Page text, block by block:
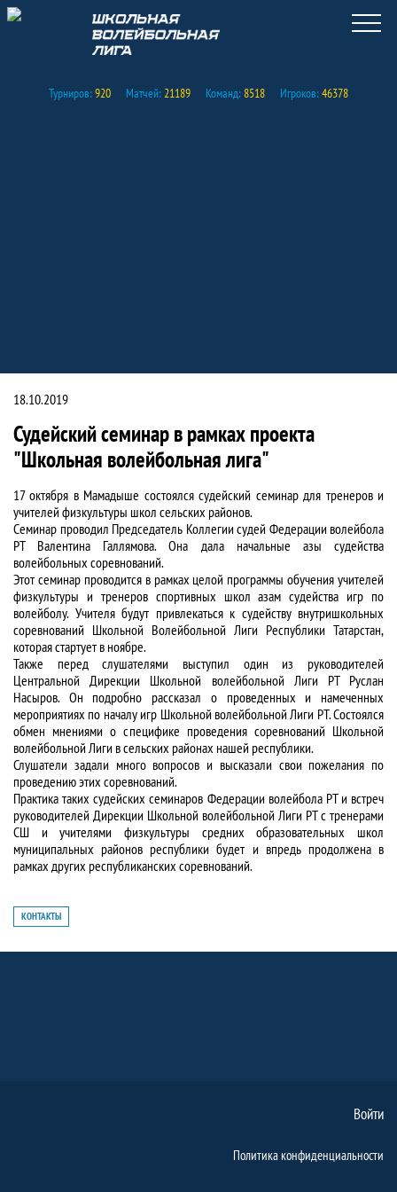
Турниров:920 Матчей:21189 Команд:8518 Игроков:46378
18.10.2019
Судейский семинар в рамках проекта
"Школьная волейбольная лига"
17 октября в Мамадыше состоялся судейский семинар для тренеров и
учителей физкультуры школ сельских районов.
Семинар проводил Председатель Коллегии судей Федерации волейбола
РТ Валентина Галлямова. Она дала начальные азы судейства
волейбольных соревнований.
Этот семинар проводится в рамках целой программы обучения учителей
физкультуры и тренеров спортивных школ азам судейства игр по
волейболу. Учителя будут привлекаться к судейству внутришкольных
соревнований Школьной Волейбольной Лиги Республики Татарстан,
которая стартует в ноябре.
Также перед слушателями выступил один из руководителей
Центральной Дирекции Школьной волейбольной Лиги РТ Руслан
Насыров. Он подробно рассказал о проведенных и намеченных
мероприятиях по началу игр Школьной волейбольной Лиги РТ. Состоялся
обмен мнениями о специфике проведения соревнований Школьной
волейбольной Лиги в сельских районах нашей республики.
Слушатели задали много вопросов и высказали свои пожелания по
проведению этих соревнований.
Практика таких судейских семинаров Федерации волейбола РТ и встреч
руководителей Дирекции Школьной волейбольной Лиги РТ с тренерами
СШ и учителями физкультуры средних образовательных школ
муниципальных районов республики будет и впредь продолжена в
рамках других республиканских соревнований.
КОНТАКТЫ
Войти
Политика конфиденциальности